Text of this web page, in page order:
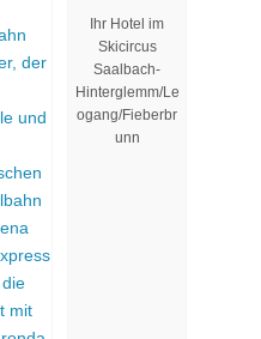
Ihr Hotel im
Skicircus
Saalbach-
Hinterglemm/Le
ogang/Fieberbr
unn